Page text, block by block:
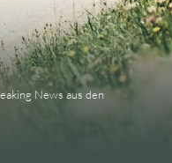
News aus den